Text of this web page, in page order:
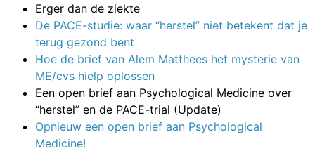
Erger dan de ziekte
De PACE-studie: waar “herstel” niet betekent dat je
terug gezond bent
Hoe de brief van Alem Matthees het mysterie van
ME/cvs hielp oplossen
Een open brief aan Psychological Medicine over
“herstel” en de PACE-trial (Update)
Opnieuw een open brief aan Psychological
Medicine!